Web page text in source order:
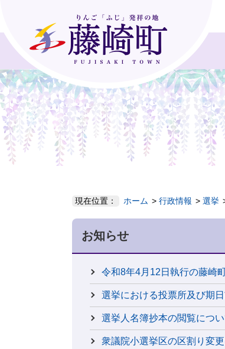
現在位置： ホーム 行政情報 選挙
お知らせ
令和8年4月12日執行の藤崎
選挙における投票所及び期
選挙人名簿抄本の閲覧につい
衆議院小選挙区の区割り変